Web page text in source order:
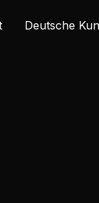
Deutsche